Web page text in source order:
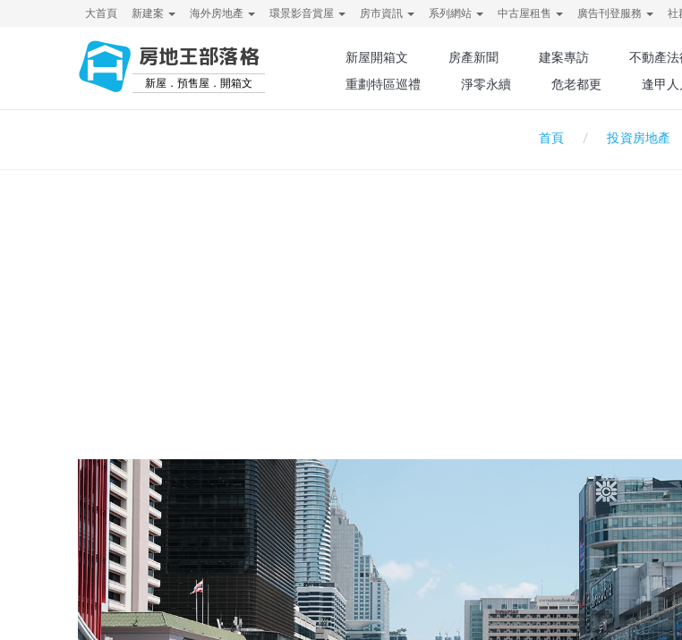
大首頁 新建案 海外房地產 環景影音賞屋 房市資訊 系列網站 中古屋租售 廣告刊登服務 社
房地王部落格
新屋．預售屋．開箱文
新屋開箱文 房產新聞 建案專訪 不動產法
重劃特區巡禮
淨零永續 危老都更 逢甲人
首頁 投資房地產